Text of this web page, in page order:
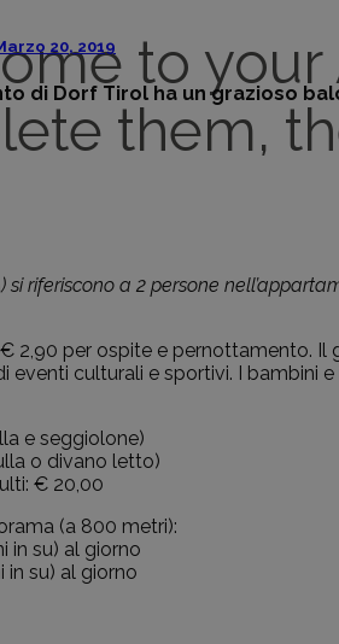
to your
them,
20, 2019
di Dorf Tirol ha un grazioso
si riferiscono a 2 persone
2,90 per ospite e pernottamento.
eventi culturali e sportivi. I bambini
e seggiolone)
o divano letto)
€ 20,00
(a 800 metri):
in su) al giorno
in su) al giorno